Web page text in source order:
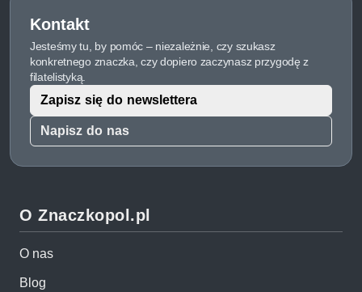
Kontakt
Jesteśmy tu, by pomóc – niezależnie, czy szukasz
konkretnego znaczka, czy dopiero zaczynasz przygodę z
filatelistyką.
Napisz do nas
Zapisz się do newslettera
O Znaczkopol.pl
O nas
Blog